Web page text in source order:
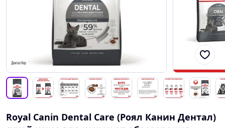
Royal Canin Dental Care (Роял Канин Дентал)